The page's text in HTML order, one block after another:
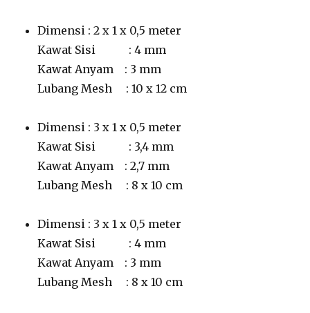
Dimensi : 2 x 1 x 0,5 meter
Kawat Sisi : 4 mm
Kawat Anyam : 3 mm
Lubang Mesh : 10 x 12 cm
Dimensi : 3 x 1 x 0,5 meter
Kawat Sisi : 3,4 mm
Kawat Anyam : 2,7 mm
Lubang Mesh : 8 x 10 cm
Dimensi : 3 x 1 x 0,5 meter
Kawat Sisi : 4 mm
Kawat Anyam : 3 mm
Lubang Mesh : 8 x 10 cm